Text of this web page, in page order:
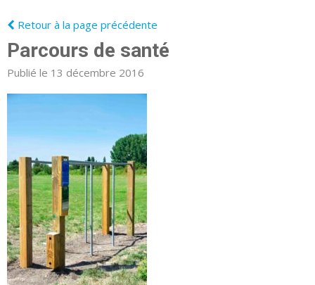
Retour à la page précédente
Parcours de santé
Publié le 13 décembre 2016